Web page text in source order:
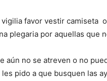
favor vestir camiseta
plegaria por aquellas que
aún no se atreven o no
pido a que busquen las